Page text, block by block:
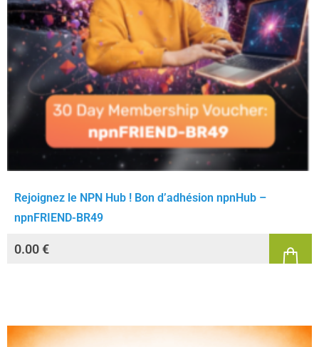
Rejoignez le NPN Hub ! Bon d’adhésion npnHub –
npnFRIEND-BR49
0.00€